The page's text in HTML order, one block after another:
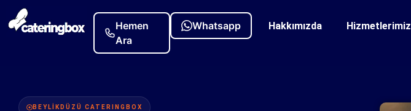
Hakkımızda Hizmetlerimiz
BEYLİKDÜZÜ CATERINGBOX